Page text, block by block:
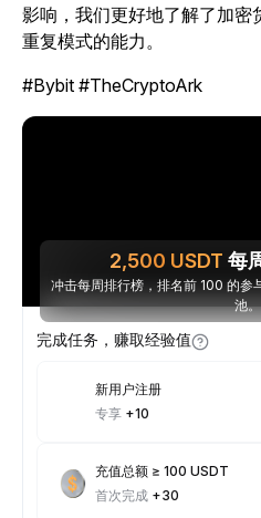
影响，我们更好地了解了加密
重复模式的能力。
#Bybit #TheCryptoArk
2,500 USDT 每
冲击每周排行榜，排名前 100 的
池。
完成任务，赚取经验值
新用户注册
专享 +10
充值总额 ≥ 100 USDT
首次完成 +30